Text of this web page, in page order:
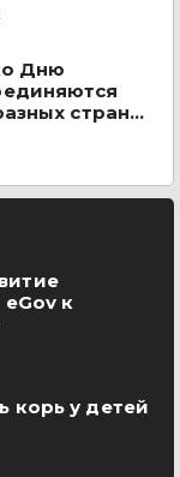
Дню
стран
eGov к
корь у детей